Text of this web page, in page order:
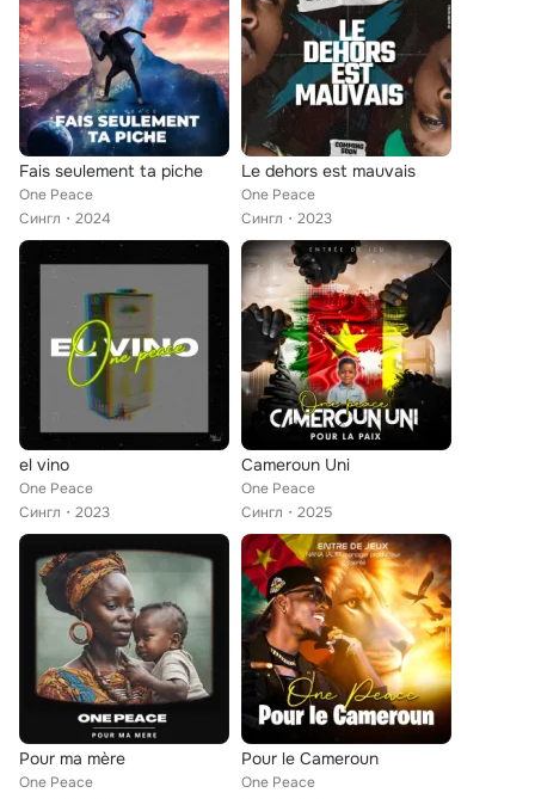
Fais seulement ta piche
One Peace
Сингл
2024
Le dehors est mauvais
One Peace
Сингл
2023
el vino
One Peace
Сингл
2023
Cameroun Uni
One Peace
Сингл
2025
Pour ma mère
One Peace
Pour le Cameroun
One Peace